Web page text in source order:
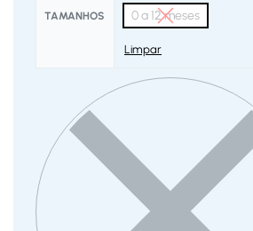
TAMANHOS 0 a 12 meses
Limpar